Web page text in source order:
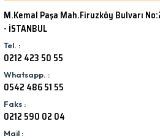
M.Kemal Paşa Mah.Firuzköy Bulvarı
- İSTANBUL
Tel. :
0212 423 50 55
Whatsapp. :
0542 486 51 55
Faks :
0212 590 02 04
Mail :